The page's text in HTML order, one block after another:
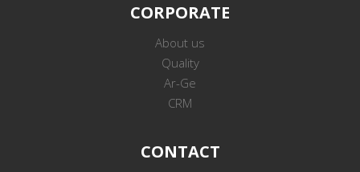
CORPORATE
About us
Quality
Ar-Ge
CRM
CONTACT